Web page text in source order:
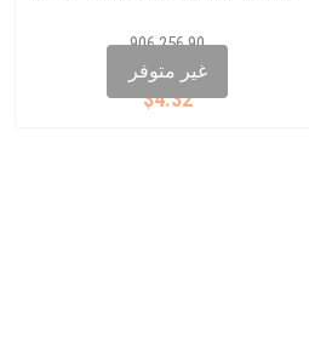
غير متوفر
906 256 90
$4.32
8E0819439